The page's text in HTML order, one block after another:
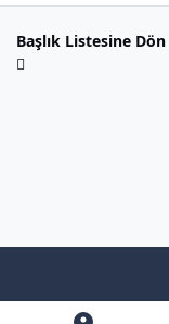
Başlık Listesine Dön
Light ModeDark Mode